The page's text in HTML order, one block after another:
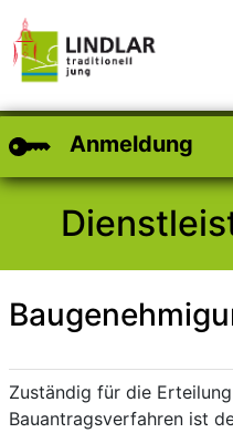
Anmeldung
Beschreibung
Zuständig für die
Bauantragsverfahren ist